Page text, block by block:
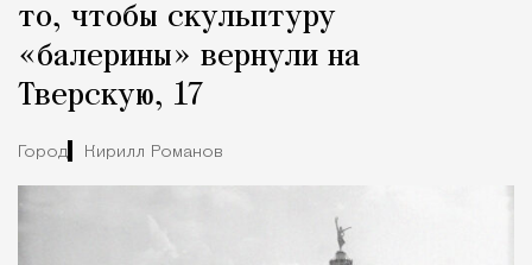
то, чтобы скульптуру
«балерины» вернули на
Тверскую, 17
Город Кирилл Романов